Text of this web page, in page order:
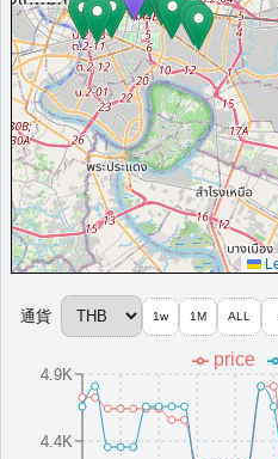
ホテル・ミューズ・
フ・コレクション
Discover a haven of
character at our five-star
タイバンコク
開業:2011年最低価格目安:￥
Marriott Bonvoyで価格をみる
プラチナエリート特典：ウェルカムギ
（ラウンジ設置ホテルのみ）,客室アッ
Speakeasyラウンジ終日利用,アフタヌ
More...
マディパイディ・バ
コレクション
4.4K
4.9K
price
通貨 1w 1M ALL